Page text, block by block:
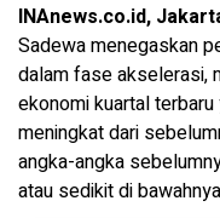
INAnews.co.id,
Sadewa menegaskan
dalam fase akselerasi,
ekonomi kuartal
meningkat dari
angka-angka
atau sedikit di